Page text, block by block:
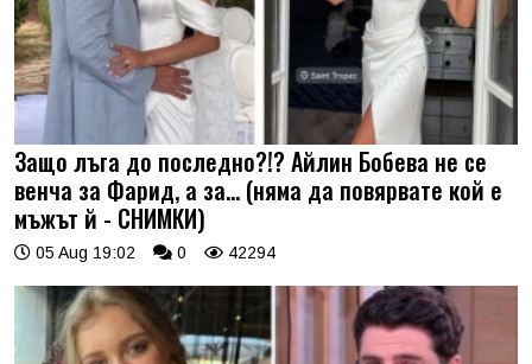
Защо лъга до последно?!? Айлин Бобева не се
венча за Фарид, а за... (няма да повярвате кой е
мъжът й - СНИМКИ)
05 Aug 19:02 0 42294